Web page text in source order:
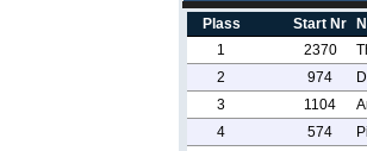
Plass Start Nr
1
2370
2
974
3
1104
4
574